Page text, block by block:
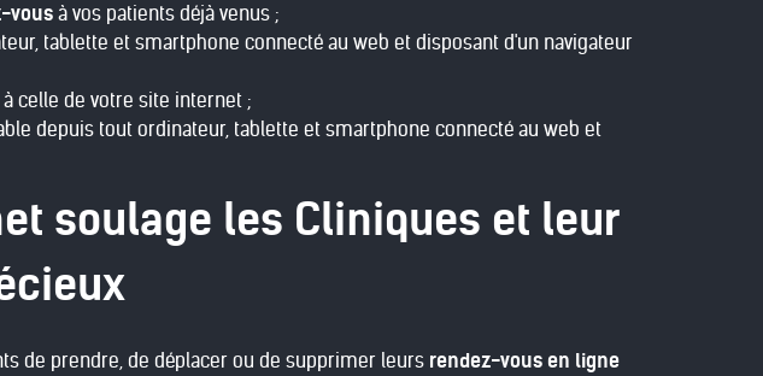
vous à vos patients déjà venus ;
tablette et smartphone connecté au web et disposant d'un navigateur
celle de votre site internet ;
depuis tout ordinateur, tablette et smartphone connecté au web et
soulage les Cliniques et leur
de prendre, de déplacer ou de supprimer leurs rendez-vous en ligne